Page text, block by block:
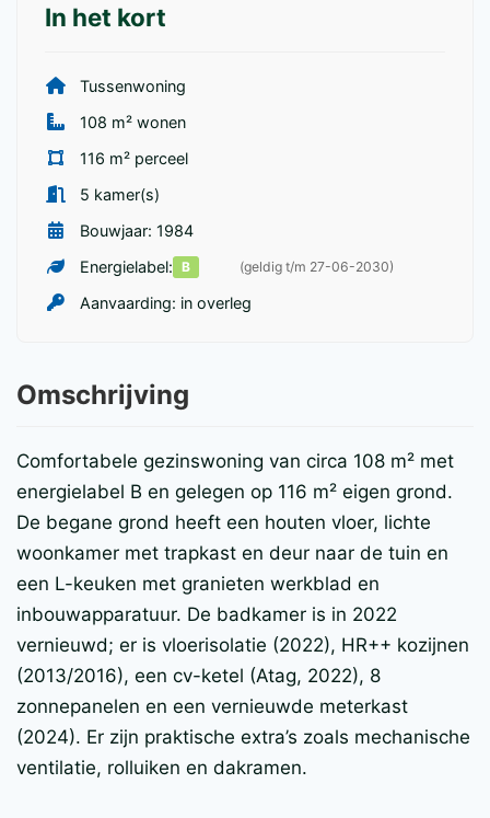
In het kort
Tussenwoning
108 m² wonen
116 m² perceel
5 kamer(s)
Bouwjaar: 1984
Energielabel: B (geldig t/m 27-06-2030)
Aanvaarding: in overleg
Omschrijving
Comfortabele gezinswoning van circa 108 m² met
energielabel B en gelegen op 116 m² eigen grond.
De begane grond heeft een houten vloer, lichte
woonkamer met trapkast en deur naar de tuin en
een L-keuken met granieten werkblad en
inbouwapparatuur. De badkamer is in 2022
vernieuwd; er is vloerisolatie (2022), HR++ kozijnen
(2013/2016), een cv-ketel (Atag, 2022), 8
zonnepanelen en een vernieuwde meterkast
(2024). Er zijn praktische extra’s zoals mechanische
ventilatie, rolluiken en dakramen.